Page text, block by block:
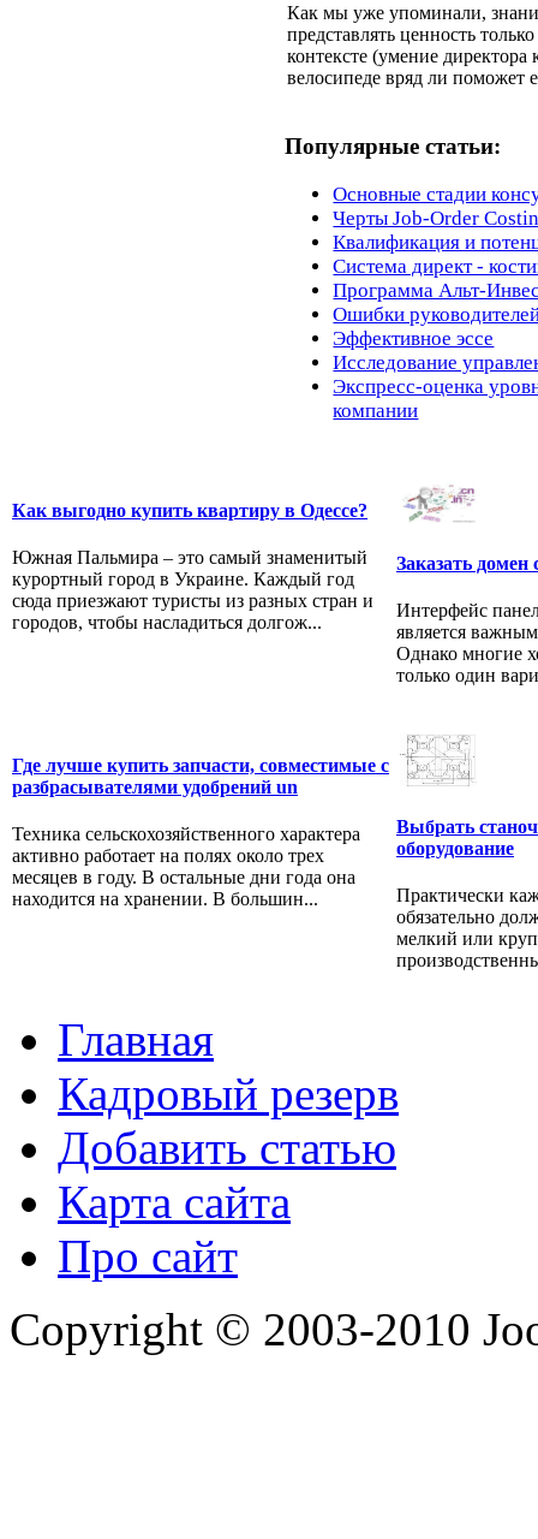
Как мы уже упоминали,
представлять ценность
контексте (умение директора
велосипеде вряд ли поможет
Популярные статьи:
Основные стадии
Черты Job-Order
Квалификация и
Система директ -
Программа Альт-
Ошибки
Эффективное эссе
Исследование
Экспресс-оценка
компании
Как выгодно купить квартиру в Одессе?
Южная Пальмира – это самый знаменитый
курортный город в Украине. Каждый год
сюда приезжают туристы из разных стран и
городов, чтобы насладиться долгож...
Заказать домен
Интерфейс
является
Однако многие
только один
Где лучше купить запчасти, совместимые с
разбрасывателями удобрений un
Техника сельскохозяйственного характера
активно работает на полях около трех
месяцев в году. В остальные дни года она
находится на хранении. В большин...
Выбрать
оборудование
Практически
обязательно
мелкий или
Главная
Кадровый резерв
Добавить статью
Карта сайта
Про сайт
Copyright © 2003-2010